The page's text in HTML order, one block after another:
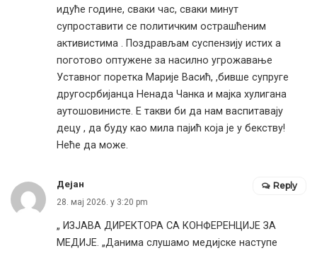
идуће године, сваки час, сваки минут
супроставити се политичким острашћеним
активистима . Поздрављам суспензију истих а
поготово оптужене за насилно угрожавање
Уставног поретка Марије Васић, ,бивше супруге
другосрбијанца Ненада Чанка и мајка хулигана
аутошовинисте. Е такви би да нам васпитавају
децу , да буду као мила пајић која је у бекству!
Неће да може.
Дејан
28. мај 2026. у 3:20 pm
„ ИЗЈАВА ДИРЕКТОРА СА КОНФЕРЕНЦИЈЕ ЗА
МЕДИЈЕ. „Данима слушамо медијске наступе
Reply